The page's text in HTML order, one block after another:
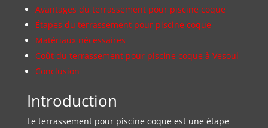
Avantages du terrassement pour piscine coque
Étapes du terrassement pour piscine coque
Matériaux nécessaires
Coût du terrassement pour piscine coque à Vesoul
Conclusion
Introduction
Le terrassement pour piscine coque est une étape